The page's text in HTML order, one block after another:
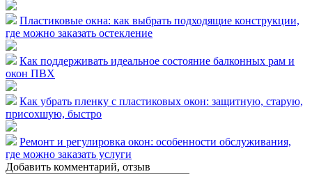
Пластиковые окна: как выбрать подходящие конструкции,
где можно заказать остекление
Как поддерживать идеальное состояние балконных рам и
окон ПВХ
Как убрать пленку с пластиковых окон: защитную, старую,
присохшую, быстро
Ремонт и регулировка окон: особенности обслуживания,
где можно заказать услуги
Добавить комментарий, отзыв